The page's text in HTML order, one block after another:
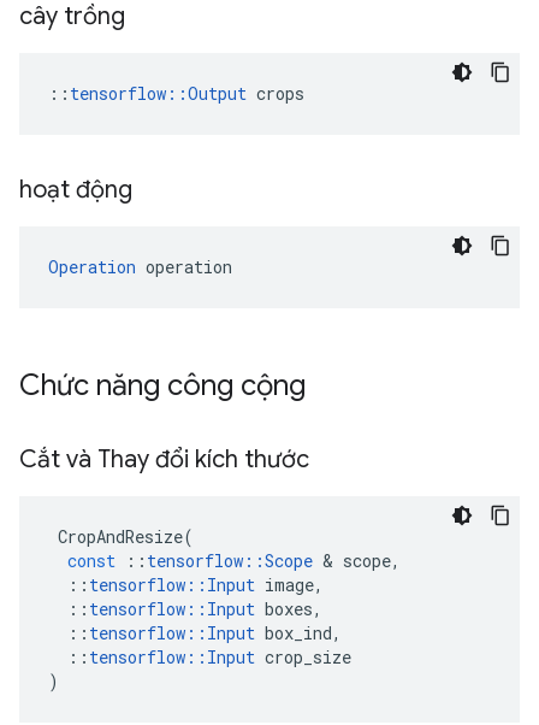
cây trồng
:: tensorflow::Output crops
hoạt động
Operation operation
Chức năng công cộng
Cắt và Thay đổi kích thước
CropAndResize(
const
:: tensorflow ::Scope & scope,
:: tensorflow :: Input image,
:: tensorflow :: Input boxes,
:: tensorflow :: Input box_ind,
:: tensorflow :: Input crop_size
)